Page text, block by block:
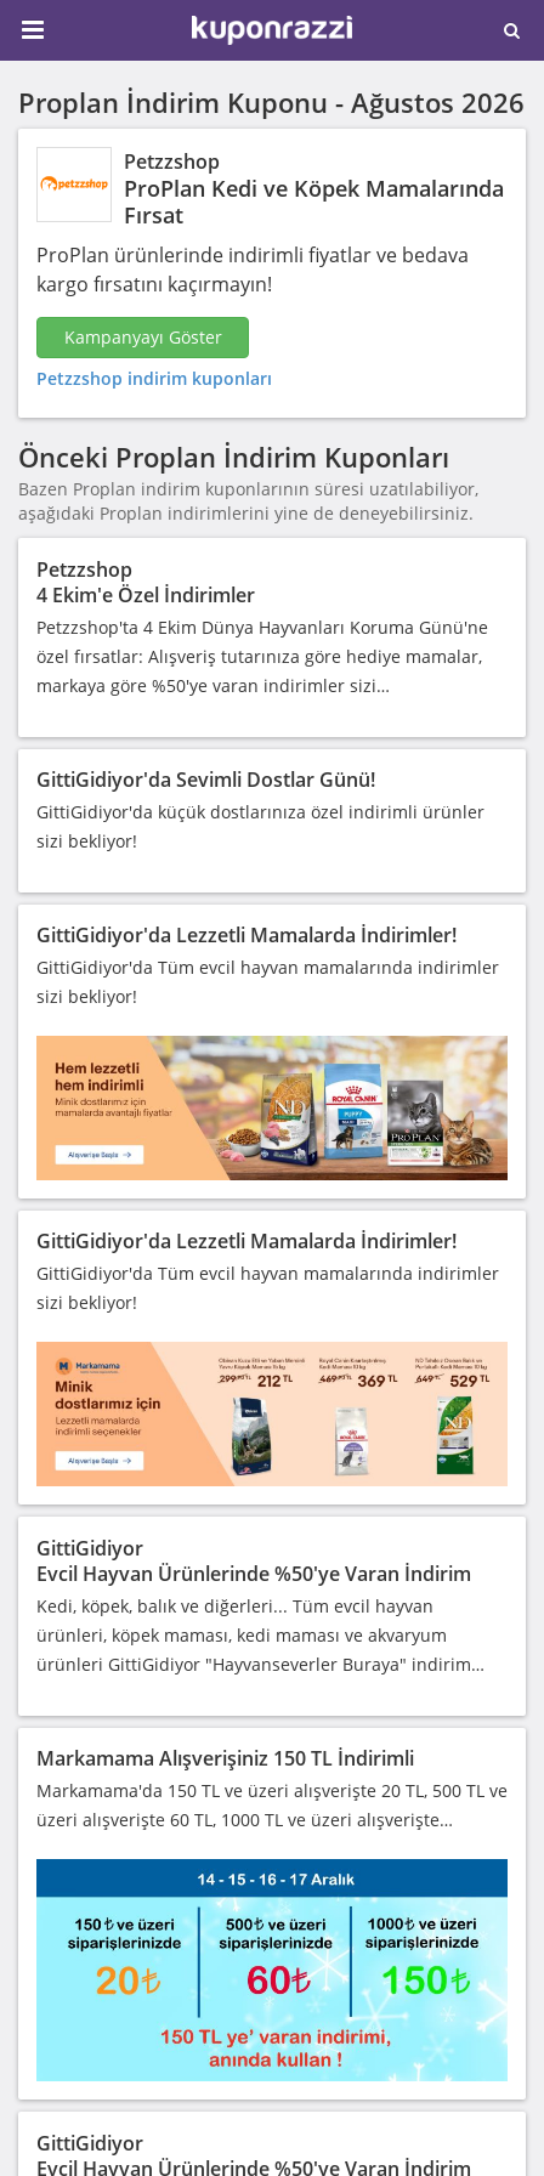
Proplan İndirim Kuponu - Ağustos 2026
Petzzshop
ProPlan Kedi ve Köpek Mamalarında
Fırsat
ProPlan ürünlerinde indirimli fiyatlar ve bedava
kargo fırsatını kaçırmayın!
Kampanyayı Göster
Petzzshop indirim kuponları
Önceki Proplan İndirim Kuponları
Bazen Proplan indirim kuponlarının süresi uzatılabiliyor,
aşağıdaki Proplan indirimlerini yine de deneyebilirsiniz.
Petzzshop
4 Ekim'e Özel İndirimler
Petzzshop'ta 4 Ekim Dünya Hayvanları Koruma Günü'ne
özel fırsatlar: Alışveriş tutarınıza göre hediye mamalar,
markaya göre %50'ye varan indirimler sizi…
GittiGidiyor'da Sevimli Dostlar Günü!
GittiGidiyor'da küçük dostlarınıza özel indirimli ürünler
sizi bekliyor!
GittiGidiyor'da Lezzetli Mamalarda İndirimler!
GittiGidiyor'da Tüm evcil hayvan mamalarında indirimler
sizi bekliyor!
GittiGidiyor'da Lezzetli Mamalarda İndirimler!
GittiGidiyor'da Tüm evcil hayvan mamalarında indirimler
sizi bekliyor!
GittiGidiyor
Evcil Hayvan Ürünlerinde %50'ye Varan İndirim
Kedi, köpek, balık ve diğerleri... Tüm evcil hayvan
ürünleri, köpek maması, kedi maması ve akvaryum
ürünleri GittiGidiyor "Hayvanseverler Buraya" indirim…
Markamama Alışverişiniz 150 TL İndirimli
Markamama'da 150 TL ve üzeri alışverişte 20 TL, 500 TL ve
üzeri alışverişte 60 TL, 1000 TL ve üzeri alışverişte…
GittiGidiyor
Evcil Hayvan Ürünlerinde %50'ye Varan İndirim